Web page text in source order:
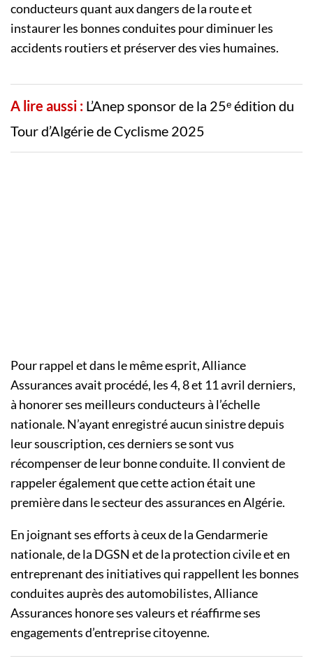
conducteurs quant aux dangers de la route et
instaurer les bonnes conduites pour diminuer les
accidents routiers et préserver des vies humaines.
A lire aussi : L’Anep sponsor de la 25ᵉ édition du
Tour d’Algérie de Cyclisme 2025
Pour rappel et dans le même esprit, Alliance
Assurances avait procédé, les 4, 8 et 11 avril derniers,
à honorer ses meilleurs conducteurs à l’échelle
nationale. N’ayant enregistré aucun sinistre depuis
leur souscription, ces derniers se sont vus
récompenser de leur bonne conduite. Il convient de
rappeler également que cette action était une
première dans le secteur des assurances en Algérie.
En joignant ses efforts à ceux de la Gendarmerie
nationale, de la DGSN et de la protection civile et en
entreprenant des initiatives qui rappellent les bonnes
conduites auprès des automobilistes, Alliance
Assurances honore ses valeurs et réaffirme ses
engagements d’entreprise citoyenne.